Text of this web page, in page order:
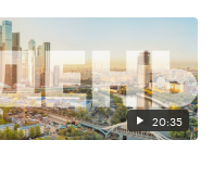
20:35